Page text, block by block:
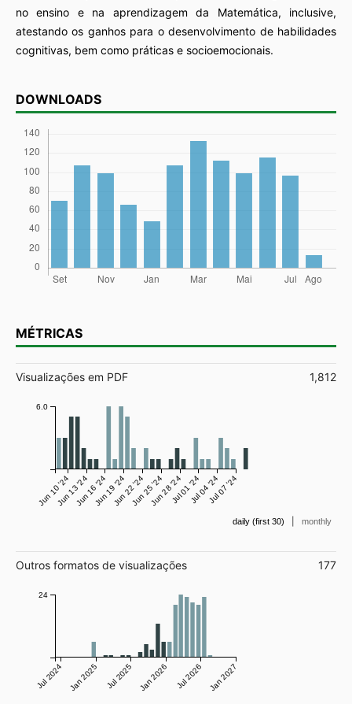
no ensino e na aprendizagem da Matemática, inclusive,
atestando os ganhos para o desenvolvimento de habilidades
cognitivas, bem como práticas e socioemocionais.
DOWNLOADS
MÉTRICAS
Visualizações em PDF 1,812
Jun 10 '24Jun 13 '24Jun 16 '24Jun 19 '24Jun 22 '24Jun 25 '24Jun 28 '24Jul 01 '24Jul 04 '24Jul 07 '24
6.0
daily (first 30) monthly
Outros formatos de visualizações 177
Jul 2024 Jan 2025 Jul 2025 Jan 2026 Jul 2026 Jan 2027
24